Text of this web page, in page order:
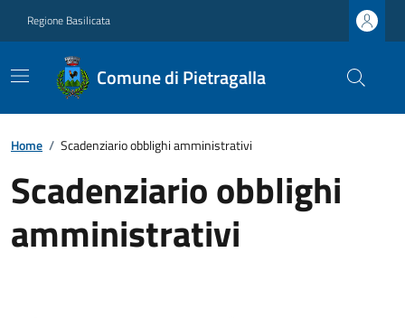
Regione Basilicata
Comune di Pietragalla
Home / Scadenziario obblighi amministrativi
Scadenziario obblighi
amministrativi